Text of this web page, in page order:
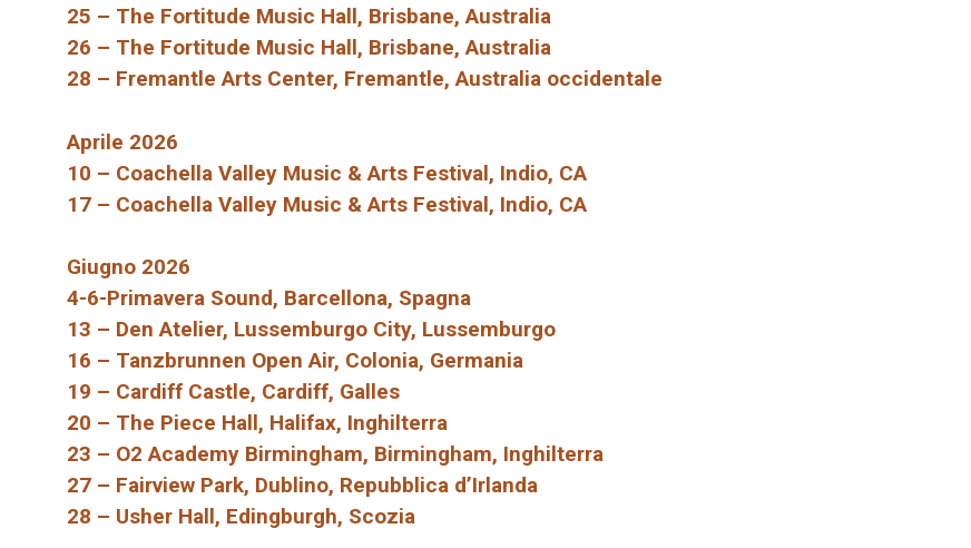
25 – The Fortitude Music Hall, Brisbane, Australia
26 – The Fortitude Music Hall, Brisbane, Australia
28 – Fremantle Arts Center, Fremantle, Australia occidentale
Aprile 2026
10 – Coachella Valley Music & Arts Festival, Indio, CA
17 – Coachella Valley Music & Arts Festival, Indio, CA
Giugno 2026
4-6-Primavera Sound, Barcellona, ​​Spagna
13 – Den Atelier, Lussemburgo City, Lussemburgo
16 – Tanzbrunnen Open Air, Colonia, Germania
19 – Cardiff Castle, Cardiff, Galles
20 – The Piece Hall, Halifax, Inghilterra
23 – O2 Academy Birmingham, Birmingham, Inghilterra
27 – Fairview Park, Dublino, Repubblica d’Irlanda
28 – Usher Hall, Edingburgh, Scozia